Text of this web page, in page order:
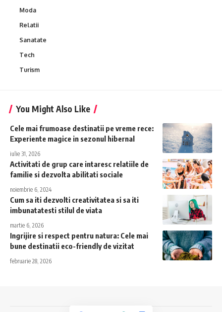
Moda
Relatii
Sanatate
Tech
Turism
You Might Also Like
Cele mai frumoase destinatii pe vreme rece:
Experiente magice in sezonul hibernal
iulie 31, 2026
Activitati de grup care intaresc relatiile de
familie si dezvolta abilitati sociale
noiembrie 6, 2024
Cum sa iti dezvolti creativitatea si sa iti
imbunatatesti stilul de viata
martie 6, 2026
Ingrijire si respect pentru natura: Cele mai
bune destinatii eco-friendly de vizitat
februarie 28, 2026